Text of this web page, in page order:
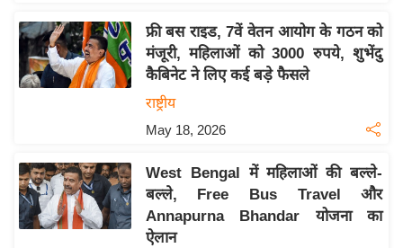
के
ट
I
2
0
2
6
फ्री बस राइड, 7वें वेतन आयोग के गठन को
मंजूरी, महिलाओं को 3000 रुपये, शुभेंदु
कैबिनेट ने लिए कई बड़े फैसले
राष्ट्रीय
May 18, 2026
West Bengal में महिलाओं की बल्ले-
बल्ले, Free Bus Travel और
Annapurna Bhandar योजना का
ऐलान